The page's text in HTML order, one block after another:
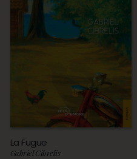
La Fugue
Gabriel Cibrelis